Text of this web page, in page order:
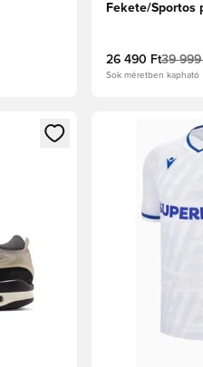
Fekete/Sportos
26 490 Ft39 999
Sok méretben kapható
vagy a tagként való
Megnyit egy